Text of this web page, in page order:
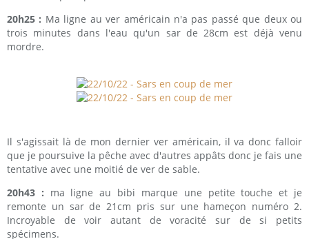
20h25 : Ma ligne au ver américain n'a pas passé que deux ou
trois minutes dans l'eau qu'un sar de 28cm est déjà venu
mordre.
Il s'agissait là de mon dernier ver américain, il va donc falloir
que je poursuive la pêche avec d'autres appâts donc je fais une
tentative avec une moitié de ver de sable.
20h43 : ma ligne au bibi marque une petite touche et je
remonte un sar de 21cm pris sur une hameçon numéro 2.
Incroyable de voir autant de voracité sur de si petits
spécimens.